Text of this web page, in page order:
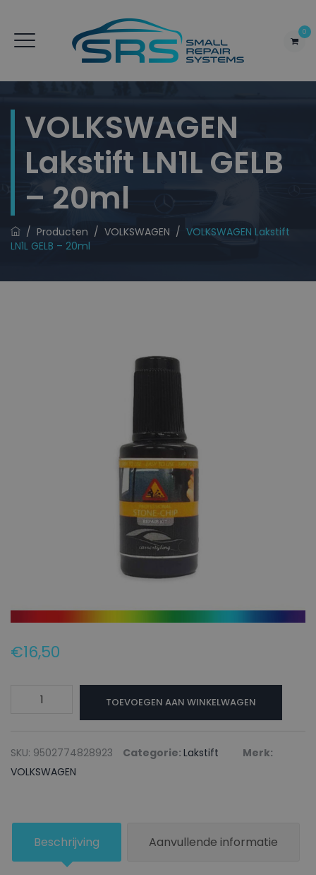
0
VOLKSWAGEN
Lakstift LN1L GELB
– 20ml
/ Producten / VOLKSWAGEN / VOLKSWAGEN Lakstift
LN1L GELB – 20ml
€16,50
VOLKSWAGEN
GELB
-
TOEVOEGEN AAN WINKELWAGEN
SKU: 9502774828923 Categorie: Lakstift
Merk:
VOLKSWAGEN
Beschrijving Aanvullende informatie